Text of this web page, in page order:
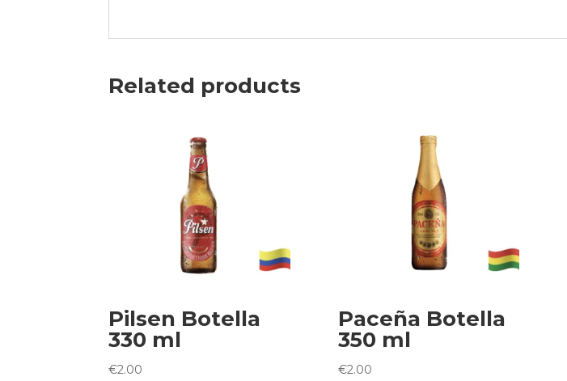
Related products
Pilsen Botella
330 ml
€2.00
Paceña Botella
350 ml
€2.00